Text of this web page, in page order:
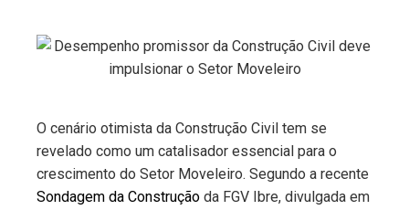
O cenário otimista da Construção Civil tem se
revelado como um catalisador essencial para o
crescimento do Setor Moveleiro. Segundo a recente
Sondagem da Construção da FGV Ibre, divulgada em